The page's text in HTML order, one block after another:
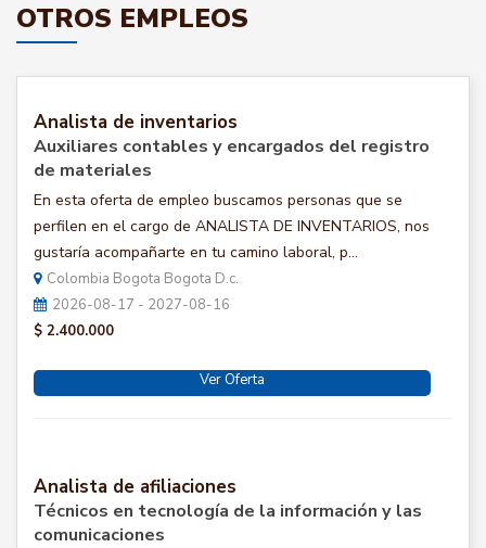
OTROS EMPLEOS
Analista de inventarios
Auxiliares contables y encargados del registro
de materiales
En esta oferta de empleo buscamos personas que se
perfilen en el cargo de ANALISTA DE INVENTARIOS, nos
gustaría acompañarte en tu camino laboral, p...
Colombia Bogota Bogota D.c.
2026-08-17 - 2027-08-16
$ 2.400.000
Ver Oferta
Analista de afiliaciones
Técnicos en tecnología de la información y las
comunicaciones